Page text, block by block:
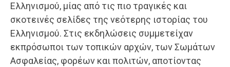
Ελληνισμού, μίας από τις πιο τραγικές και
σκοτεινές σελίδες της νεότερης ιστορίας του
Ελληνισμού. Στις εκδηλώσεις συμμετείχαν
εκπρόσωποι των τοπικών αρχών, των Σωμάτων
Ασφαλείας, φορέων και πολιτών, αποτίοντας